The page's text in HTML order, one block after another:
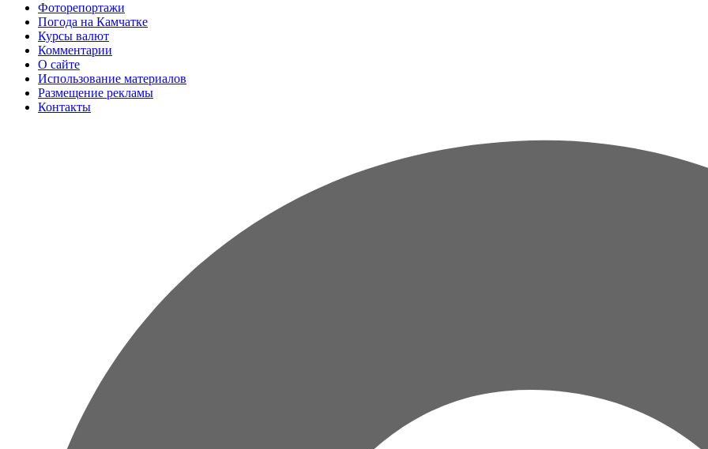
Фоторепортажи
Погода на Камчатке
Курсы валют
Комментарии
О сайте
Использование материалов
Размещение рекламы
Контакты